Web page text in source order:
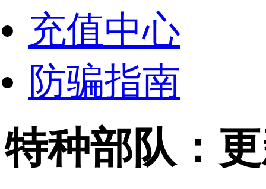
充值中心
防骗指南
特种部队：